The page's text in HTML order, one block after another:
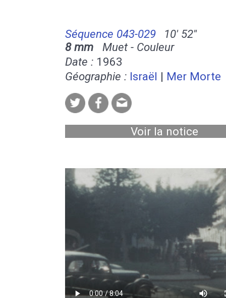
Séquence 043-029
10' 52''
8 mm Muet - Couleur
Date : 1963
Géographie : Israël | Mer Morte
Voir la notice